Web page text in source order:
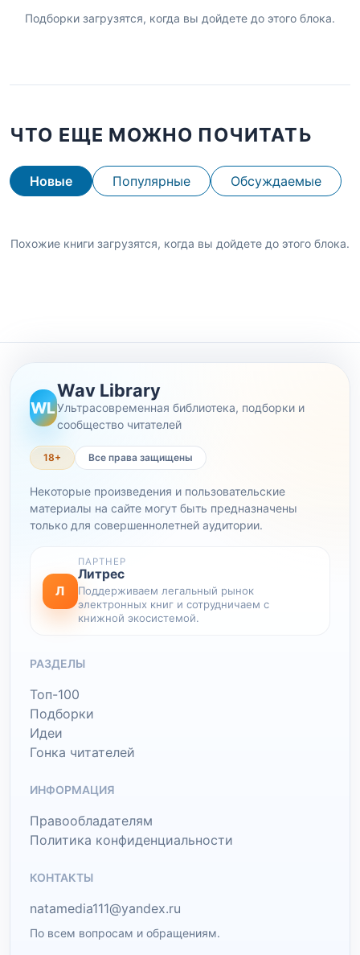
Подборки загрузятся, когда вы дойдете до этого блока.
ЧТО ЕЩЕ МОЖНО ПОЧИТАТЬ
Новые Популярные Обсуждаемые
Похожие книги загрузятся, когда вы дойдете до этого блока.
WL
Wav Library
Ультрасовременная библиотека, подборки и
сообщество читателей
18+ Все права защищены
Некоторые произведения и пользовательские
материалы на сайте могут быть предназначены
только для совершеннолетней аудитории.
Л
ПАРТНЕР
Литрес
Поддерживаем легальный рынок
электронных книг и сотрудничаем с
книжной экосистемой.
РАЗДЕЛЫ
Топ-100
Подборки
Идеи
Гонка читателей
ИНФОРМАЦИЯ
Правообладателям
Политика конфиденциальности
КОНТАКТЫ
natamedia111@yandex.ru
По всем вопросам и обращениям.